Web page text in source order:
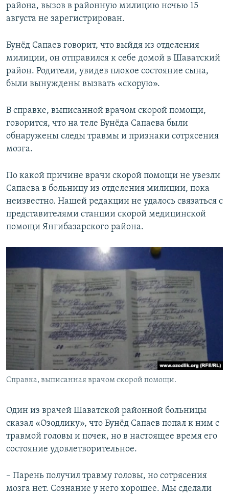
района, вызов в районную милицию ночью 15
августа не зарегистрирован.
Бунёд Сапаев говорит, что выйдя из отделения
милиции, он отправился к себе домой в Шаватский
район. Родители, увидев плохое состояние сына,
были вынуждены вызвать «скорую».
В справке, выписанной врачом скорой помощи,
говорится, что на теле Бунёда Сапаева были
обнаружены следы травмы и признаки сотрясения
мозга.
​По какой причине врачи скорой помощи не увезли
Сапаева в больницу из отделения милиции, пока
неизвестно. Нашей редакции не удалось связаться с
представителями станции скорой медицинской
помощи Янгибазарского района.
Справка, выписанная врачом скорой помощи.
Один из врачей Шаватской районной больницы
сказал «Озодлику», что Бунёд Сапаев попал к ним с
травмой головы и почек, но в настоящее время его
состояние удовлетворительное.
– Парень получил травму головы, но сотрясения
мозга нет. Сознание у него хорошее. Мы сделали